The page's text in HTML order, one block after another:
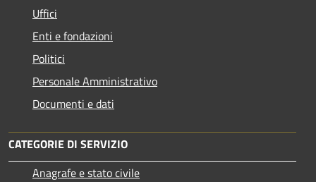
Uffici
Enti e fondazioni
Politici
Personale Amministrativo
Documenti e dati
CATEGORIE DI SERVIZIO
Anagrafe e stato civile